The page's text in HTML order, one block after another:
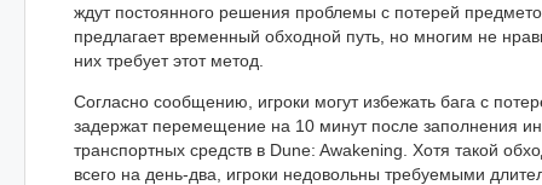
ждут постоянного решения проблемы с потерей
предлагает временный обходной путь, но многим не
них требует этот метод.
Согласно сообщению, игроки могут избежать бага с
задержат перемещение на 10 минут после заполнения
транспортных средств в Dune: Awakening. Хотя такой
всего на день-два, игроки недовольны требуемыми